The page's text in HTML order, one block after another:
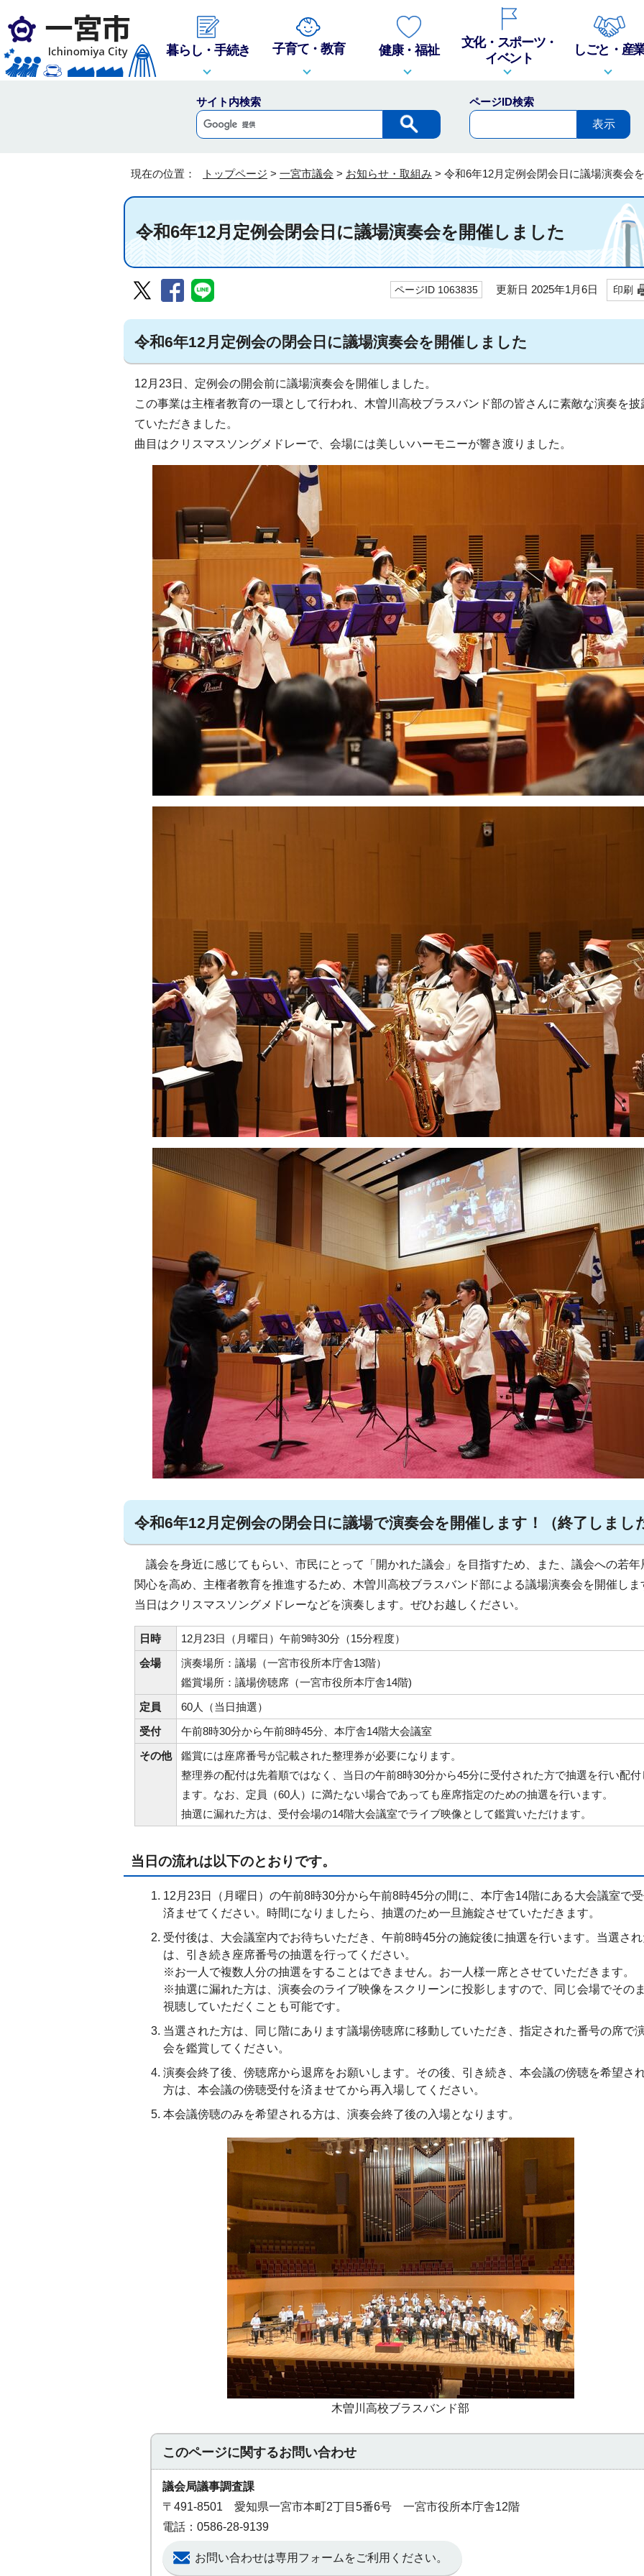
暮らし・手続き 子育て・教育 健康・福祉
文化・スポーツ・
イベント
しごと・産
サイト内検索
ページID検索
現在の位置： トップページ > 一宮市議会 > お知らせ・取組み > 令和6年12月定例会閉会日に議場演奏会
令和6年12月定例会閉会日に議場演奏会を開催しました
ページID 1063835 更新日 2025年1月6日 印刷
令和6年12月定例会の閉会日に議場演奏会を開催しました
12月23日、定例会の開会前に議場演奏会を開催しました。
この事業は主権者教育の一環として行われ、木曽川高校ブラスバンド部の皆さんに素敵な演奏を披
ていただきました。
曲目はクリスマスソングメドレーで、会場には美しいハーモニーが響き渡りました。
令和6年12月定例会の閉会日に議場で演奏会を開催します！（終了しまし
議会を身近に感じてもらい、市民にとって「開かれた議会」を目指すため、また、議会への若年
関心を高め、主権者教育を推進するため、木曽川高校ブラスバンド部による議場演奏会を開催しま
当日はクリスマスソングメドレーなどを演奏します。ぜひお越しください。
日時
12月23日（月曜日）午前9時30分（15分程度）
会場
演奏場所：議場（一宮市役所本庁舎13階）
鑑賞場所：議場傍聴席（一宮市役所本庁舎14階)
定員
60人（当日抽選）
受付
午前8時30分から午前8時45分、本庁舎14階大会議室
その他
鑑賞には座席番号が記載された整理券が必要になります。
整理券の配付は先着順ではなく、当日の午前8時30分から45分に受付された方で抽選を行い配付
ます。なお、定員（60人）に満たない場合であっても座席指定のための抽選を行います。
抽選に漏れた方は、受付会場の14階大会議室でライブ映像として鑑賞いただけます。
当日の流れは以下のとおりです。
12月23日（月曜日）の午前8時30分から午前8時45分の間に、本庁舎14階にある大会議室で
済ませてください。時間になりましたら、抽選のため一旦施錠させていただきます。
受付後は、大会議室内でお待ちいただき、午前8時45分の施錠後に抽選を行います。当選さ
は、引き続き座席番号の抽選を行ってください。
※お一人で複数人分の抽選をすることはできません。お一人様一席とさせていただきます。
※抽選に漏れた方は、演奏会のライブ映像をスクリーンに投影しますので、同じ会場でその
視聴していただくことも可能です。
当選された方は、同じ階にあります議場傍聴席に移動していただき、指定された番号の席で
会を鑑賞してください。
演奏会終了後、傍聴席から退席をお願いします。その後、引き続き、本会議の傍聴を希望さ
方は、本会議の傍聴受付を済ませてから再入場してください。
本会議傍聴のみを希望される方は、演奏会終了後の入場となります。
木曽川高校ブラスバンド部
このページに関するお問い合わせ
議会局議事調査課
〒491-8501 愛知県一宮市本町2丁目5番6号 一宮市役所本庁舎12階
電話：0586-28-9139
お問い合わせは専用フォームをご利用ください。